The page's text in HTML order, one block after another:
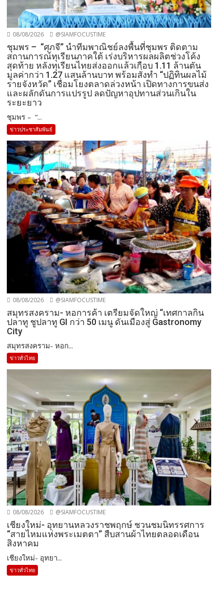
08/08/2026 @SIAMFOCUSTIME
ชุมพร – “ศุภจี” นำทีมพาณิชย์ลงพื้นที่ชุมพร ติดตาม
สถานการณ์ทุเรียนภาคใต้ เร่งบริหารผลผลิตช่วงโค้ง
สุดท้าย หลังทุเรียนไทยส่งออกแล้วเกือบ 1.11 ล้านตัน
มูลค่ากว่า 1.27 แสนล้านบาท พร้อมสั่งทำ “ปฏิทินผลไม้
รายจังหวัด” เชื่อมโยงตลาดล่วงหน้า เปิดทางการขนส่ง
และผลักดันการแปรรูป ลดปัญหาอุปทานส่วนเกินใน
ระยะยาว
ชุมพร – “...
ข่าวประชาสัมพันธ์
08/08/2026 @SIAMFOCUSTIME
สมุทรสงคราม- หอการค้า เตรียมจัดใหญ่ “เทศกาลกิน
ปลาทู ชูปลาทู GI กว่า 50 เมนู ดันเมืองสู่ Gastronomy
City
สมุทรสงคราม- หอก...
ข่าวทั่วไทย
08/08/2026 @SIAMFOCUSTIME
เชียงใหม่- อุทยานหลวงราชพฤกษ์ ชวนชมนิทรรศการ
“สายไหมแห่งพระเมตตา” สืบสานผ้าไทยตลอดเดือน
สิงหาคม
เชียงใหม่- อุทยา...
ข่าวทั่วไทย